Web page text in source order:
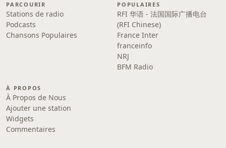
PARCOURIR
Stations de radio
Podcasts
Chansons Populaires
POPULAIRES
RFI 华语 - 法国国际广播电台
(RFI Chinese)
France Inter
franceinfo
NRJ
BFM Radio
À PROPOS
À Propos de Nous
Ajouter une station
Widgets
Commentaires